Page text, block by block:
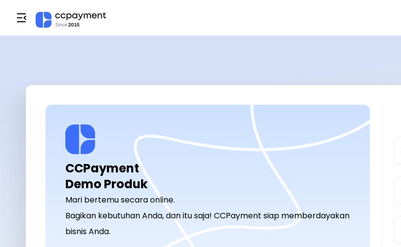
CCPayment
Demo Produk
Mari bertemu secara online.
Bagikan kebutuhan Anda, dan itu saja! CCPayment siap memberdayakan
bisnis Anda.